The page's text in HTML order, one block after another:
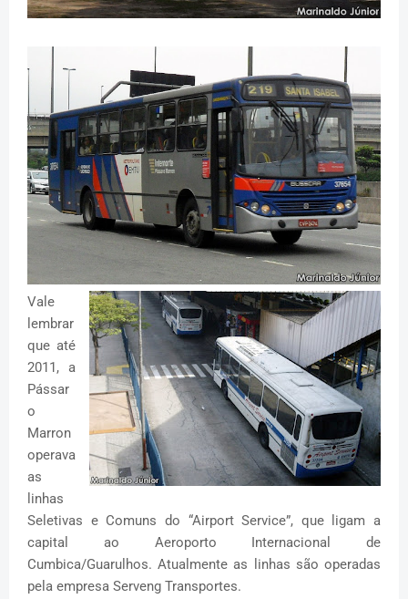
Vale
lembrar
que até
2011, a
Pássar
o
Marron
operava
as
linhas
Seletivas e Comuns do “Airport Service”, que ligam a
capital ao Aeroporto Internacional de
Cumbica/Guarulhos. Atualmente as linhas são operadas
pela empresa Serveng Transportes.